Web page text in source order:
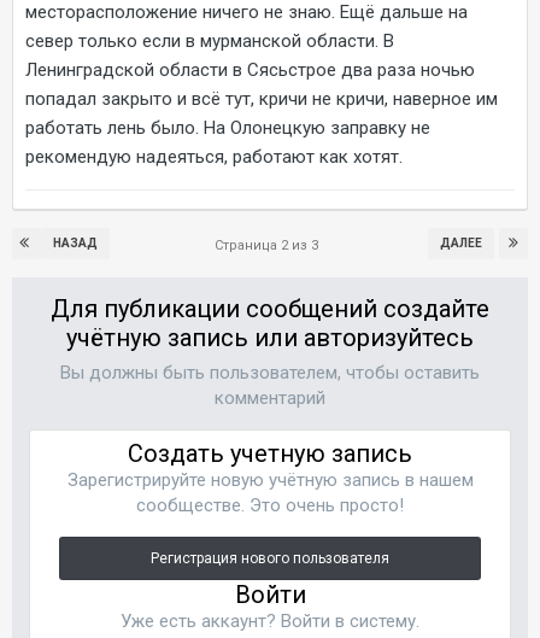
месторасположение ничего не знаю. Ещё дальше на
север только если в мурманской области. В
Ленинградской области в Сясьстрое два раза ночью
попадал закрыто и всё тут, кричи не кричи, наверное им
работать лень было. На Олонецкую заправку не
рекомендую надеяться, работают как хотят.
НАЗАД ДАЛЕЕ
Страница 2 из 3
Для публикации сообщений создайте
учётную запись или авторизуйтесь
Вы должны быть пользователем, чтобы оставить
комментарий
Создать учетную запись
Зарегистрируйте новую учётную запись в нашем
сообществе. Это очень просто!
Регистрация нового пользователя
Войти
Уже есть аккаунт? Войти в систему.